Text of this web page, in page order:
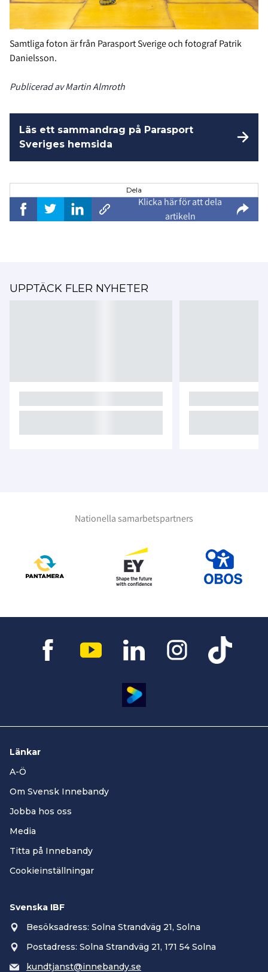
Samtliga foton är från Parasport Sverige och fotograf Patrik
Danielsson.
Publicerad av Martin Almroth
Läs ett sammandrag på Parasport
Sveriges hemsida
Dela
Klicka här för att dela
artikeln
UPPTÄCK FLER NYHETER
Nationella samarbetspartners
Länkar
A-Ö
Om Svensk Innebandy
Jobba hos oss
Media
Titta på Innebandy
Cookieinställningar
Svenska IBF
Besöksadress: Solna Strandväg 21, Solna
Postadress: Solna Strandväg 21, 171 54 Solna
kundtjanst@innebandy.se